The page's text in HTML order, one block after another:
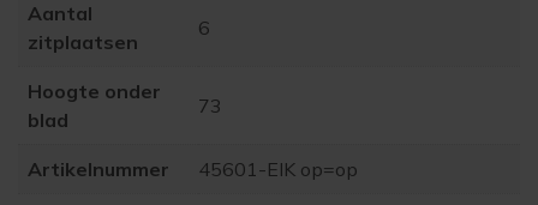
Aantal
zitplaatsen
6
Hoogte onder
blad
73
Artikelnummer 45601-EIK op=op